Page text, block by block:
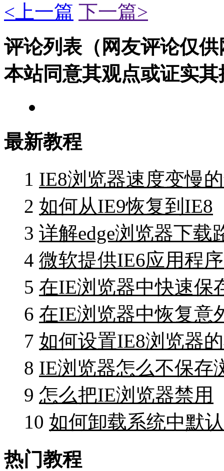
<上一篇 下一篇>
评论列表（网友评论仅
本站同意其观点或证实其
最新教程
1 IE8浏览器速度变慢
2 如何从IE9恢复到IE8
3 详解edge浏览器下载
4 微软提供IE6应用程
5 在IE浏览器中快速保
6 在IE浏览器中恢复意
7 如何设置IE8浏览器
8 IE浏览器怎么不保存
9 怎么把IE浏览器禁用
10 如何卸载系统中默
热门教程